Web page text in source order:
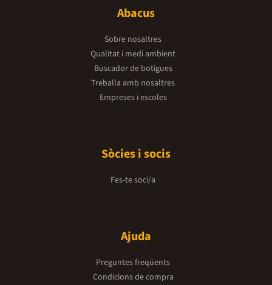
Abacus
Sobre nosaltres
Qualitat i medi ambient
Buscador de botigues
Treballa amb nosaltres
Empreses i escoles
Sòcies i socis
Fes-te soci/a
Ajuda
Preguntes freqüents
Condicions de compra